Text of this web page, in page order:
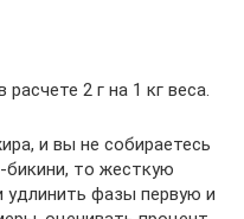
2 г на 1 кг веса.
и вы не собираетесь
бикини, то жесткую
фазы первую и